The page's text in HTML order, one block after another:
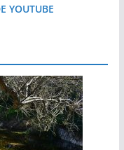
YOUTUBE